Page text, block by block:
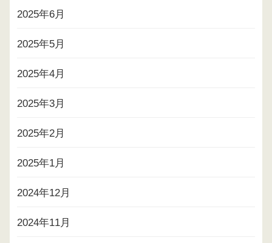
2025年6月
2025年5月
2025年4月
2025年3月
2025年2月
2025年1月
2024年12月
2024年11月